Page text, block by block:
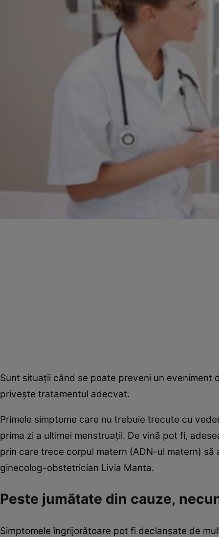
Sunt situaţii când se poate preveni un
priveşte tratamentul adecvat.
Primele simptome care nu trebuie trecute cu
prima zi a ultimei menstruaţii. De vină pot fi,
prin care trece corpul matern (ADN-ul matern) să
ginecolog-obstetrician Livia Manta.
Peste jumătate din cauze,
Simptomele îngrijorătoare pot fi declanşate de